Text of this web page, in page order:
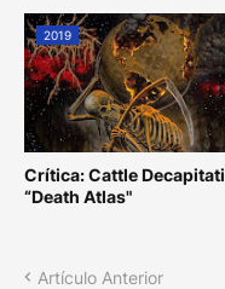
2019
Crítica: Cattle
“Death Atlas"
Artículo Anterior